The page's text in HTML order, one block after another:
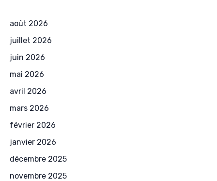
août 2026
juillet 2026
juin 2026
mai 2026
avril 2026
mars 2026
février 2026
janvier 2026
décembre 2025
novembre 2025